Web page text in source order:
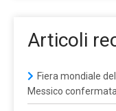
Articoli
Fiera mondiale
Messico